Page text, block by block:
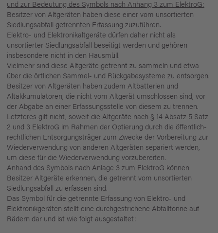
und zur Bedeutung des Symbols nach Anhang 3 zum ElektroG:
Besitzer von Altgeräten haben diese einer vom unsortierten
Siedlungsabfall getrennten Erfassung zuzuführen.
Elektro- und Elektronikaltgeräte dürfen daher nicht als
unsortierter Siedlungsabfall beseitigt werden und gehören
insbesondere nicht in den Hausmüll.
Vielmehr sind diese Altgeräte getrennt zu sammeln und etwa
über die örtlichen Sammel- und Rückgabesysteme zu entsorgen.
Besitzer von Altgeräten haben zudem Altbatterien und
Altakkumulatoren, die nicht vom Altgerät umschlossen sind, vor
der Abgabe an einer Erfassungsstelle von diesem zu trennen.
Letzteres gilt nicht, soweit die Altgeräte nach § 14 Absatz 5 Satz
2 und 3 ElektroG im Rahmen der Optierung durch die öffentlich-
rechtlichen Entsorgungsträger zum Zwecke der Vorbereitung zur
Wiederverwendung von anderen Altgeräten separiert werden,
um diese für die Wiederverwendung vorzubereiten.
Anhand des Symbols nach Anlage 3 zum ElektroG können
Besitzer Altgeräte erkennen, die getrennt vom unsortierten
Siedlungsabfall zu erfassen sind.
Das Symbol für die getrennte Erfassung von Elektro- und
Elektronikgeräten stellt eine durchgestrichene Abfalltonne auf
Rädern dar und ist wie folgt ausgestaltet: